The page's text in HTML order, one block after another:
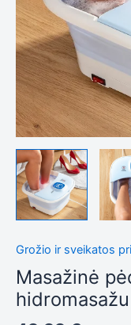
Grožio ir sveikatos
Masažinė
hidromasažu